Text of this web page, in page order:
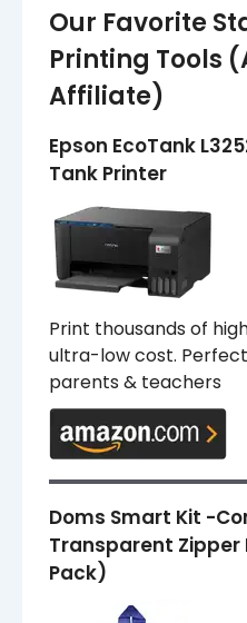
Our Favorite
Printing Tools
Affiliate)
Epson EcoTank
Tank Printer
Print thousands of
ultra-low cost.
parents & teachers
Doms Smart Kit -
Transparent
Pack)